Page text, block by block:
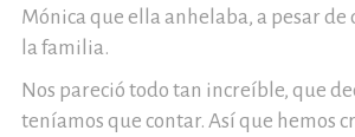
Mónica que ella anhelaba, a pesar de
la familia.
Nos pareció todo tan increíble, que
teníamos que contar. Así que hemos